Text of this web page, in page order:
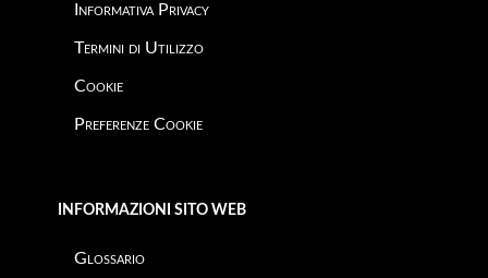
Informativa Privacy
Termini di Utilizzo
Cookie
Preferenze Cookie
INFORMAZIONI SITO WEB
Glossario